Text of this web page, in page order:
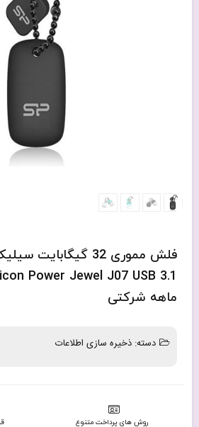
فلش مموری 32
ماهه شرکتی
دسته: ذخیره سازی اطلاعات
روش های پرداخت متنوع